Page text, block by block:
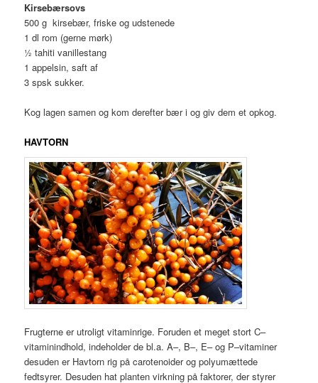
Kirsebærsovs
500 g kirsebær, friske og udstenede
1 dl rom (gerne mørk)
½ tahiti vanillestang
1 appelsin, saft af
3 spsk sukker.
Kog lagen samen og kom derefter bær i og giv dem et opkog.
HAVTORN
Frugterne er utroligt vitaminrige. Foruden et meget stort C–
vitaminindhold, indeholder de bl.a. A–, B–, E– og P–vitaminer
desuden er Havtorn rig på carotenoider og polyumættede
fedtsyrer. Desuden hat planten virkning på faktorer, der styrer